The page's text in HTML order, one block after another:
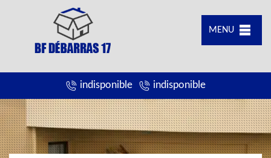
MENU
indisponible indisponible